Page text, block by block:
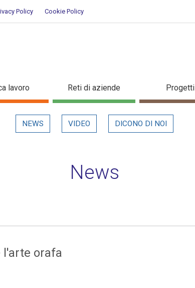
Policy Cookie Policy
lavoro Reti di aziende Progetti
NEWS VIDEO DICONO DI NOI
News
l'arte orafa